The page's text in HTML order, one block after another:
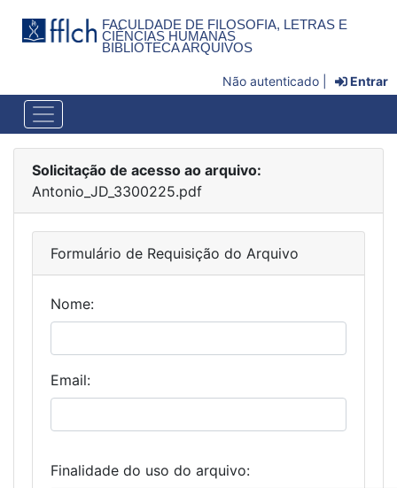
FACULDADE DE FILOSOFIA, LETRAS E
CIÊNCIAS HUMANAS
BIBLIOTECA ARQUIVOS
Não autenticado | Entrar
Solicitação de acesso ao arquivo:
Antonio_JD_3300225.pdf
Formulário de Requisição do Arquivo
Nome:
Email:
Finalidade do uso do arquivo: